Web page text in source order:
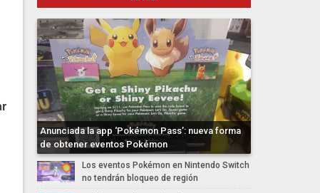
Anunciada la app ‘Pokémon Pass’: nueva forma
de obtener eventos Pokémon
Los eventos Pokémon en Nintendo Switch
no tendrán bloqueo de región